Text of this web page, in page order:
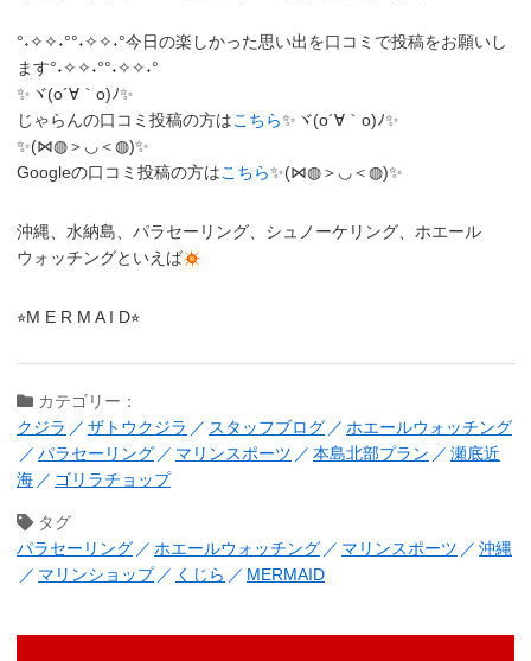
°˖✧✧˖°°˖✧✧˖°今日の楽しかった思い出を口コミで投稿をお願いし
ます°˖✧✧˖°°˖✧✧˖°
✨ヾ(o´∀｀o)ﾉ✨
じゃらんの口コミ投稿の方はこちら✨ヾ(o´∀｀o)ﾉ✨
✨(⋈◍＞◡＜◍)✨
Googleの口コミ投稿の方はこちら✨(⋈◍＞◡＜◍)✨
沖縄、水納島、パラセーリング、シュノーケリング、ホエール
ウォッチングといえば
⭐︎M E R M A I D⭐︎
カテゴリー：
クジラ
ザトウクジラ スタッフブログ
ホエールウォッチング
パラセーリング
マリンスポーツ 本島北部プラン
瀬底近
海
ゴリラチョップ
タグ
パラセーリング
ホエールウォッチング マリンスポーツ
沖縄
マリンショップ
くじら MERMAID